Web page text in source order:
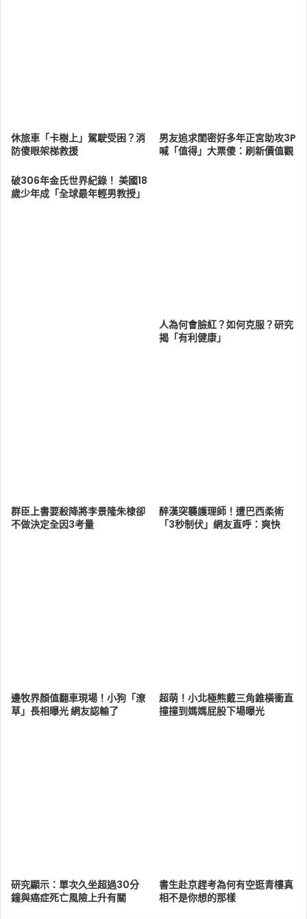
休旅車「卡樹上」駕駛受困？消
防傻眼架梯救援
男友追求閨密好多年正宮助攻3P
喊「值得」大票傻：刷新價值觀
破306年金氏世界紀錄！ 美國18
歲少年成「全球最年輕男教授」
人為何會臉紅？如何克服？研究
揭「有利健康」
群臣上書要殺降將李景隆朱棣卻
不做決定全因3考量
醉漢突襲護理師！遭巴西柔術
「3秒制伏」網友直呼：爽快
邊牧界顏值翻車現場！小狗「潦
草」長相曝光 網友認輸了
超萌！小北極熊戴三角錐橫衝直
撞撞到媽媽屁股下場曝光
研究顯示：單次久坐超過30分
鐘與癌症死亡風險上升有關
書生赴京趕考為何有空逛青樓真
相不是你想的那樣